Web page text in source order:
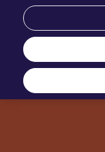
Deutschland